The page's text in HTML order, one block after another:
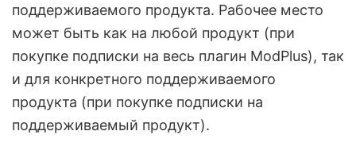
поддерживаемого продукта. Рабочее место
может быть как на любой продукт (при
покупке подписки на весь плагин ModPlus), так
и для конкретного поддерживаемого
продукта (при покупке подписки на
поддерживаемый продукт).